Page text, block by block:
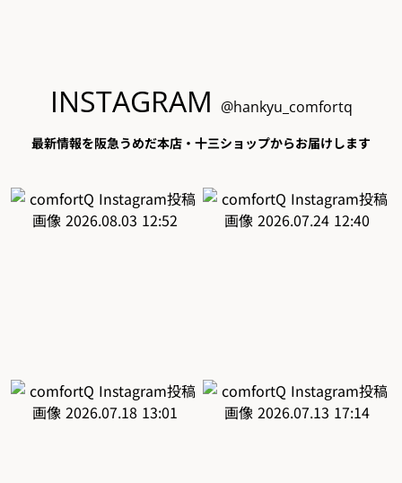
INSTAGRAM @hankyu_comfortq
最新情報を阪急うめだ本店・十三ショップからお届けします